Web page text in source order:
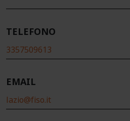
TELEFONO
3357509613
EMAIL
lazio@fiso.it